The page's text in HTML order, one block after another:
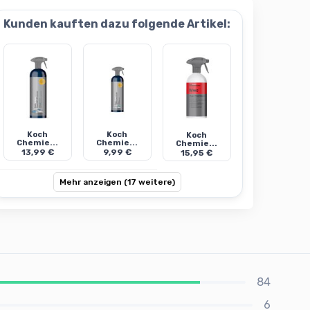
Kunden kauften dazu folgende Artikel:
Koch
Chemie...
13,99 €
Koch
Chemie...
9,99 €
Koch
Chemie...
15,95 €
Mehr anzeigen (17 weitere)
84
6